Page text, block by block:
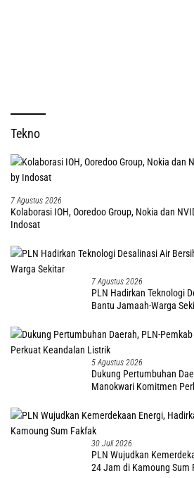
Tekno
7 Agustus 2026
Kolaborasi IOH, Ooredoo Group, Nokia dan
Indosat
7 Agustus 2026
PLN Hadirkan Teknologi
Bantu Jamaah-Warga
5 Agustus 2026
Dukung Pertumbuhan
Manokwari Komitmen
30 Juli 2026
PLN Wujudkan
24 Jam di Kamoung Sum